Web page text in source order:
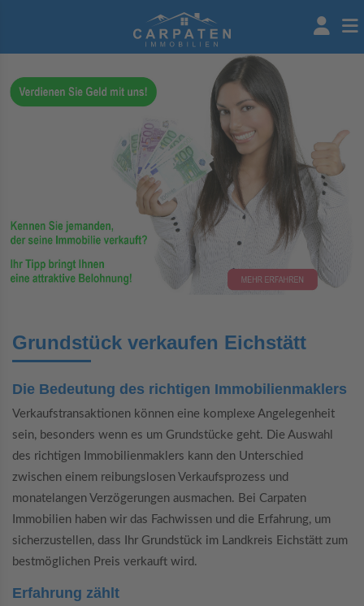
Grundstück verkaufen Eichstätt
Die Bedeutung des richtigen Immobilienmaklers
Verkaufstransaktionen können eine komplexe Angelegenheit
sein, besonders wenn es um Grundstücke geht. Die Auswahl
des richtigen Immobilienmaklers kann den Unterschied
zwischen einem reibungslosen Verkaufsprozess und
monatelangen Verzögerungen ausmachen. Bei Carpaten
Immobilien haben wir das Fachwissen und die Erfahrung, um
sicherzustellen, dass Ihr Grundstück im Landkreis Eichstätt zum
bestmöglichen Preis verkauft wird.
Erfahrung zählt